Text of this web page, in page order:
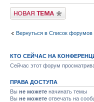
Новая тема
Вернуться в Список форумов
КТО СЕЙЧАС НА
Сейчас этот форум
ПРАВА ДОСТУПА
Вы не можете начинать темы
Вы не можете отвечать на